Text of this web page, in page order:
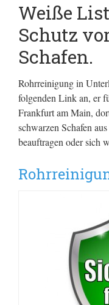
Weiße
Schutz
Schafen.
Rohrreinigung in
folgenden Link an, er
Frankfurt am Main,
schwarzen Schafen
beauftragen oder sich